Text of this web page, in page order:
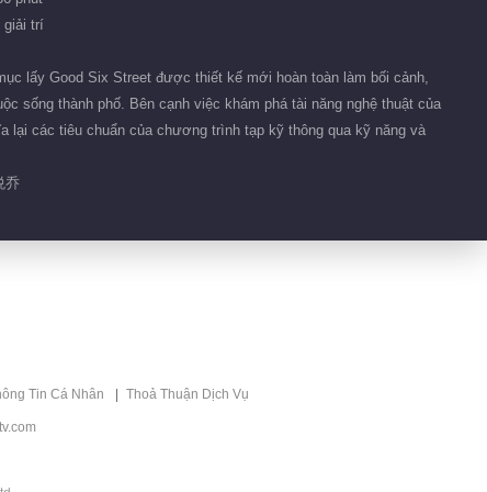
Đề xuất
Vô Cực Và Xa Hơn ·
Nhạc Pop Hoa Ngữ
giải trí
lấy Good Six Street được thiết kế mới hoàn toàn làm bối cảnh,
sống thành phố. Bên cạnh việc khám phá tài năng nghệ thuật của
các tiêu chuẩn của chương trình tạp kỹ thông qua kỹ năng và
乔
Tin Cá Nhân Thoả Thuận Dịch Vụ